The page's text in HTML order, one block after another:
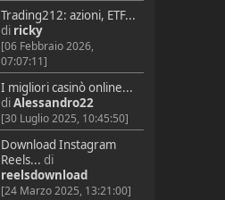
Trading212: azioni, ETF...
di ricky
[06 Febbraio 2026,
07:07:11]
I migliori casinò online...
diAlessandro22
[30 Luglio 2025, 10:45:50]
Download Instagram
Reels... di
reelsdownload
[24 Marzo 2025, 13:21:00]